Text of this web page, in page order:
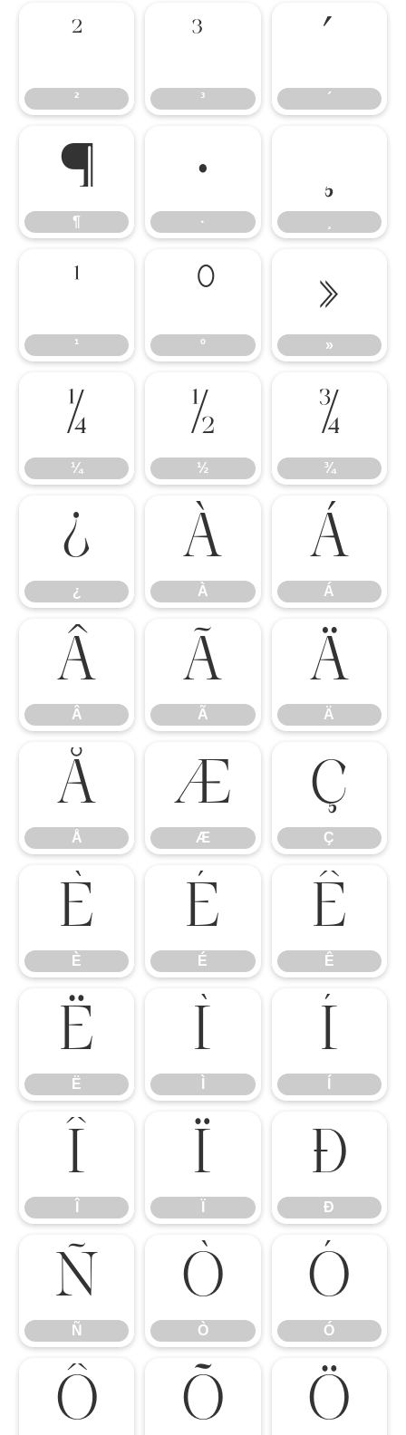
²
²
³
³ ´
¶
¶
·
·
¸
¹
¹
º
º
»
»
¼
¼
½
½
¾
¾
¿
¿
À
À
Á
Á
Â
Â
Ã
Ã
Ä
Ä
Å
Å
Æ
Æ
Ç
Ç
È
È
É
É
Ê
Ê
Ë
Ë
Ì Í
Î Ï Ð
Ð
Ñ
Ñ
Ò
Ò
Ó
Ó
Ô Õ Ö